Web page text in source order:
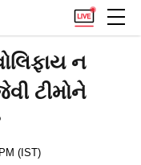
ન
ટીમોને
(IST)